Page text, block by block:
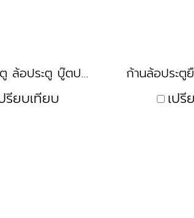
อะไหล่ประตู ล้อประตู บู๊ตประตู
รียบเทียบ เปรี